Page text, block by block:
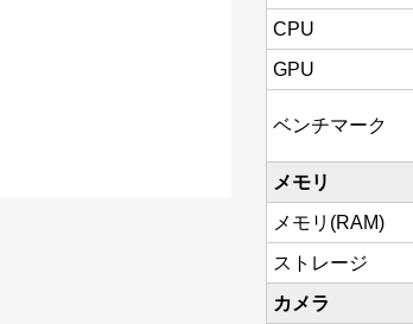
CPU
GPU
ベンチマーク
メモリ
メモリ(RAM)
ストレージ
カメラ